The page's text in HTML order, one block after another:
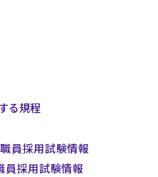
る規程
員採用試験情報
員採用試験情報